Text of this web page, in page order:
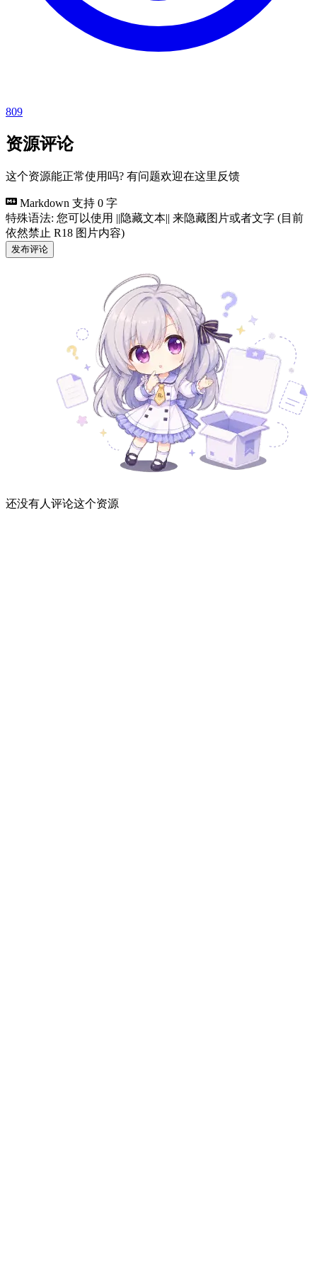
809
资源评论
这个资源能正常使用吗? 有问题欢迎在这里反馈
Markdown 支持 0 字
特殊语法: 您可以使用 ||隐藏文本|| 来隐藏图片或者文字 (目前
依然禁止 R18 图片内容)
发布评论
还没有人评论这个资源